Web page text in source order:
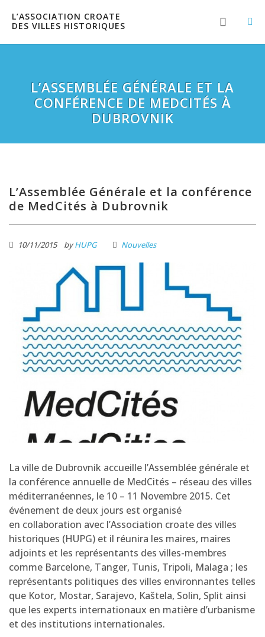
L’ASSOCIATION CROATE
DES VILLES HISTORIQUES
L’ASSEMBLÉE GÉNÉRALE ET LA
CONFÉRENCE DE MEDCITÉS À
DUBROVNIK
L’Assemblée Générale et la conférence
de MedCités à Dubrovnik
10/11/2015 byHUPG Nouvelles
La ville de Dubrovnik accueille l’Assemblée générale et
la conférence annuelle de MedCités – réseau des villes
méditerranéennes, le 10 – 11 Novembre 2015. Cet
événement de deux jours est organisé
en collaboration avec l’Association croate des villes
historiques (HUPG) et il réunira les maires, maires
adjoints et les représentants des villes-membres
comme Barcelone, Tanger, Tunis, Tripoli, Malaga ; les
représentants politiques des villes environnantes telles
que Kotor, Mostar, Sarajevo, Kaštela, Solin, Split ainsi
que les experts internationaux en matière d’urbanisme
et des institutions internationales.